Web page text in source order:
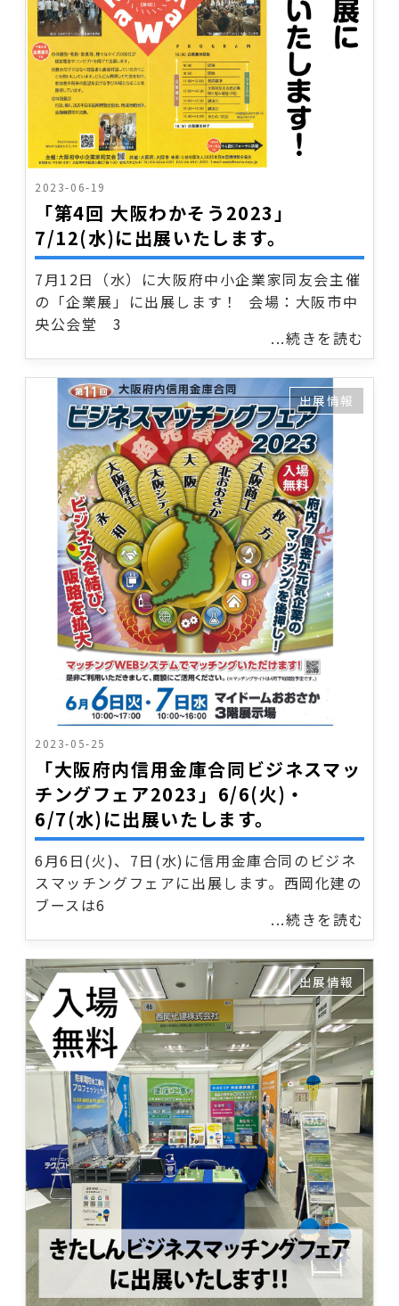
2023-06-19
「第4回 大阪わかそう2023」
7/12(水)に出展いたします。
7月12日（水）に大阪府中小企業家同友会主催
の「企業展」に出展します！ 会場：大阪市中
央公会堂 3
...続きを読む
2023-05-25
「大阪府内信用金庫合同ビジネスマッ
チングフェア2023」6/6(火)・
6/7(水)に出展いたします。
出展情報
6月6日(火)、7日(水)に信用金庫合同のビジネ
スマッチングフェアに出展します。西岡化建の
ブースは6
...続きを読む
出展情報